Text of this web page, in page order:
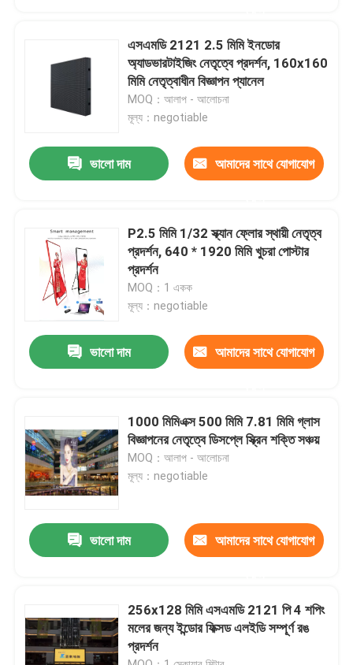
পণ্য
আমাদের সম্পর্কে
কারখানা ভ্রমণ
যোগাযোগ করুন
কেস
ইনডোর ভাড়া এলইডি ডিসপ্লে
আউটডোর ভাড়া LED ডিসপ্লে
এসএমডি 2121 2.5 মিমি ইনডোর
অ্যাডভারটাইজিং নেতৃত্বে প্রদর্শন, 160x160
মিমি নেতৃত্বাধীন বিজ্ঞাপন প্যানেল
MOQ：আলাপ - আলোচনা
মূল্য：negotiable
ভালো দাম আমাদের সাথে যোগাযোগ
P2.5 মিমি 1/32 স্ক্যান ফ্লোর স্থায়ী নেতৃত্ব
প্রদর্শন, 640 * 1920 মিমি খুচরা পোস্টার
প্রদর্শন
MOQ：1 একক
মূল্য：negotiable
ভালো দাম আমাদের সাথে যোগাযোগ
1000 মিমিএক্স 500 মিমি 7.81 মিমি গ্লাস
বিজ্ঞাপনের নেতৃত্বে ডিসপ্লে স্ক্রিন শক্তি সঞ্চয়
MOQ：আলাপ - আলোচনা
মূল্য：negotiable
ভালো দাম আমাদের সাথে যোগাযোগ
256x128 মিমি এসএমডি 2121 পি 4 শপিং
মলের জন্য ইন্ডোর ফিক্সড এলইডি সম্পূর্ণ রঙ
প্রদর্শন